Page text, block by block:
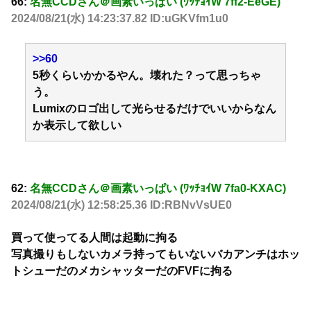
2024/08/21(水) 14:23:37.82 ID:uGKVfm1u0
>>60
5秒くらいかかるやん。壊れた？って思っちゃ
う。
Lumixのロゴ出して光らせるだけでいいからなん
か表示して欲しい
62: 名無CCDさん＠画素いっぱい (ﾜｯﾁｮｲW 7fa0-KXAC)
2024/08/21(水) 12:58:25.36 ID:RBNvVsUE0
買って使ってる人間は起動に拘る
写真撮りもしないカメラ持ってもいないバカアンチはホッ
トシューだのメカシャッターだのFVFに拘る